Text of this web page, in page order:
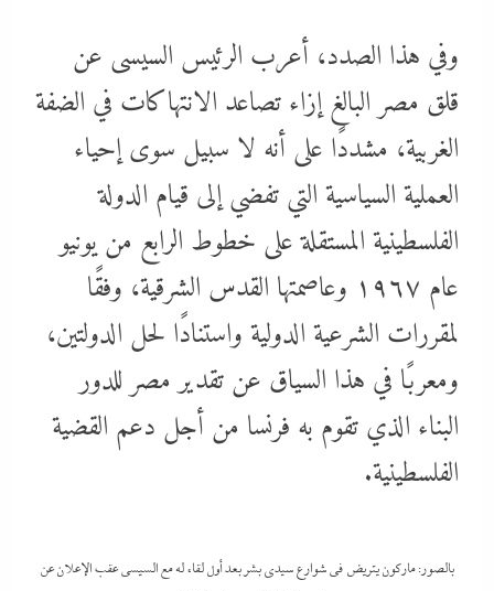
وفي هذا الصدد، أعرب الرئيس السيسى عن
قلق مصر البالغ إزاء تصاعد الانتهاكات في الضفة
الغربية، مشددًا على أنه لا سبيل سوى إحياء
العملية السياسية التي تفضي إلى قيام الدولة
الفلسطينية المستقلة على خطوط الرابع من يونيو
عام ١٩٦٧ وعاصمتها القدس الشرقية، وفقًا
لمقررات الشرعية الدولية واستنادًا لحل الدولتين،
ومعربًا في هذا السياق عن تقدير مصر للدور
البناء الذي تقوم به فرنسا من أجل دعم القضية
الفلسطينية.
بالصور: ماركون يتريض في شوارع سيدى بشر بعد أول لقاء له مع السيسي عقب الإعلان عن